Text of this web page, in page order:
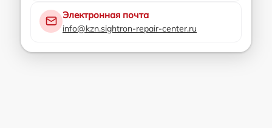
Электронная почта
info@kzn.sightron-repair-center.ru